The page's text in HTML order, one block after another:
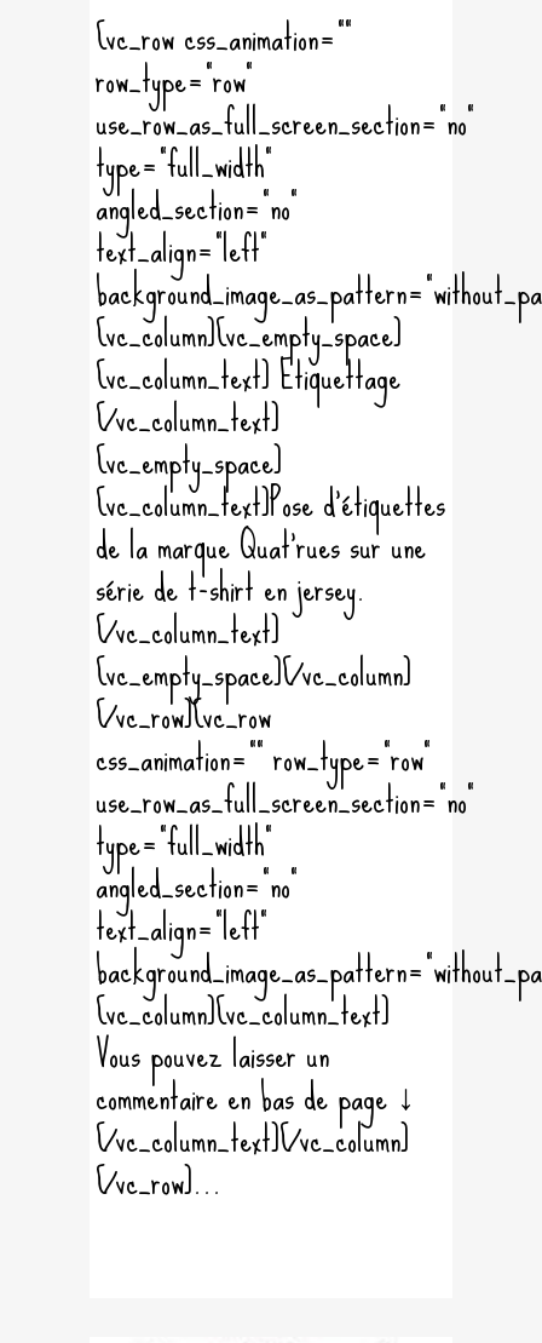
[vc_row css_animation=""
row_type="row"
use_row_as_full_screen_section="no"
type="full_width"
angled_section="no"
text_align="left"
[vc_column][vc_empty_space]
[vc_column_text] Etiquettage
[/vc_column_text]
[vc_empty_space]
[vc_column_text]Pose d'étiquettes
de la marque Quat'rues sur une
série de t-shirt en jersey.
[/vc_column_text]
[vc_empty_space][/vc_column]
[/vc_row][vc_row
css_animation="" row_type="row"
use_row_as_full_screen_section="no"
type="full_width"
angled_section="no"
text_align="left"
[vc_column][vc_column_text]
Vous pouvez laisser un
commentaire en bas de page ↓
[/vc_column_text][/vc_column]
[/vc_row]...